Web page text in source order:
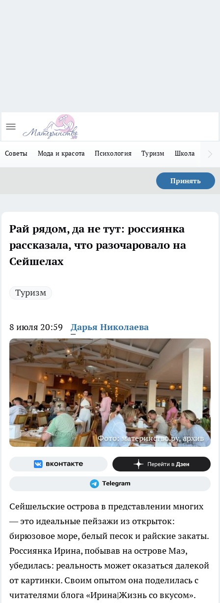
Советы Мода и красота Психология Туризм Школа
Принять
Рай рядом, да не тут: россиянка
рассказала, что разочаровало на
Сейшелах
Туризм
8 июля 20:59 Дарья Николаева
Фото: материнство.ру, архив
Сейшельские острова в представлении многих
— это идеальные пейзажи из открыток:
бирюзовое море, белый песок и райские закаты.
Россиянка Ирина, побывав на острове Маэ,
убедилась: реальность может оказаться далекой
от картинки. Своим опытом она поделилась с
читателями блога «Ирина|Жизнь со вкусом».